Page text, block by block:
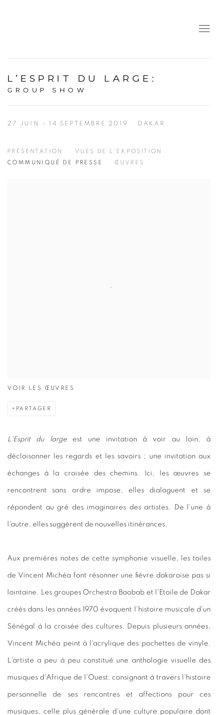
L’ESPRIT DU LARGE :
GROUP SHOW
27 JUIN - 14 SEPTEMBRE 2019 DAKAR
PRÉSENTATION
VUES DE L'EXPOSITION
COMMUNIQUÉ DE PRESSE
ŒUVRES
VOIR LES ŒUVRES
PARTAGER
L'Esprit du largeest une invitation à voir au loin, à
décloisonner les regards et les savoirs ; une invitation aux
échanges à la croisée des chemins. Ici, les œuvres se
rencontrent sans ordre impose, elles dialoguent et se
répondent au gré des imaginaires des artistes. De l'une à
l'autre, elles suggèrent de nouvelles itinérances.
Aux premières notes de cette symphonie visuelle, les toiles
de Vincent Michéa font résonner une fièvre dakaroise pas si
lointaine. Les groupes Orchestra Baobab et l'Etoile de Dakar
créés dans les années 1970 évoquent l'histoire musicale d'un
Sénégal à la croisée des cultures. Depuis plusieurs années,
Vincent Michéa peint à l'acrylique des pochettes de vinyle.
L'artiste a peu à peu constitué une anthologie visuelle des
musiques d'Afrique de l'Ouest, consignant à travers l'histoire
personnelle de ses rencontres et affections pour ces
musiques, celle plus générale d'une culture populaire dont